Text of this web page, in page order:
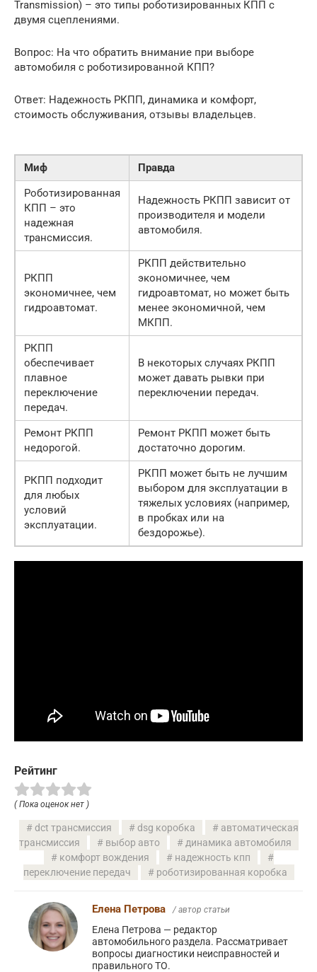
Transmission) – это типы роботизированных КПП с
двумя сцеплениями.
Вопрос: На что обратить внимание при выборе
автомобиля с роботизированной КПП?
Ответ: Надежность РКПП, динамика и комфорт,
стоимость обслуживания, отзывы владельцев.
Миф
Правда
Роботизированная
КПП – это
надежная
трансмиссия.
Надежность РКПП зависит от
производителя и модели
автомобиля.
РКПП
экономичнее, чем
гидроавтомат.
РКПП действительно
экономичнее, чем
гидроавтомат, но может быть
менее экономичной, чем
МКПП.
РКПП
обеспечивает
плавное
переключение
передач.
В некоторых случаях РКПП
может давать рывки при
переключении передач.
Ремонт РКПП
недорогой.
Ремонт РКПП может быть
достаточно дорогим.
РКПП подходит
для любых
условий
эксплуатации.
РКПП может быть не лучшим
выбором для эксплуатации в
тяжелых условиях (например,
в пробках или на
бездорожье).
Рейтинг
( Пока оценок нет )
dct трансмиссия dsg коробка
автоматическая
трансмиссия
выбор авто
динамика автомобиля
комфорт вождения
надежность кпп
переключение передач
роботизированная коробка
Елена Петрова / автор статьи
Елена Петрова — редактор
автомобильного раздела. Рассматривает
вопросы диагностики неисправностей и
правильного ТО.